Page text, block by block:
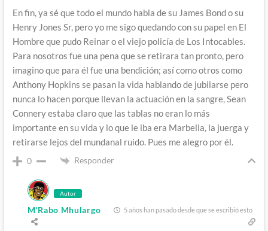
En fin, ya sé que todo el mundo habla de su James Bond o su
Henry Jones Sr, pero yo me sigo quedando con su papel en El
Hombre que pudo Reinar o el viejo policía de Los Intocables.
Para nosotros fue una pena que se retirara tan pronto, pero
imagino que para él fue una bendición; así como otros como
Anthony Hopkins se pasan la vida hablando de jubilarse pero
nunca lo hacen porque llevan la actuación en la sangre, Sean
Connery estaba claro que las tablas no eran lo más
importante en su vida y lo que le iba era Marbella, la juerga y
retirarse lejos del mundanal ruido. Pues me alegro por él.
0 Responder
Autor
M'Rabo Mhulargo 5 años han pasado desde que se escribió esto